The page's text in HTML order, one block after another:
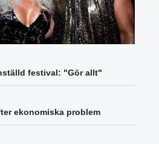
festival: "Gör allt"
ekonomiska problem